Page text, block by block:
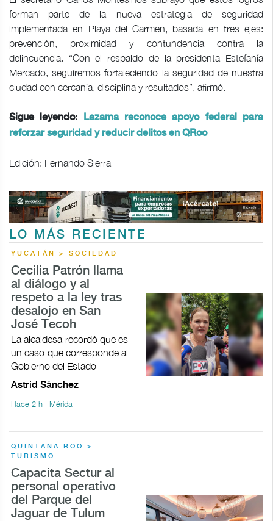
forman parte de la nueva estrategia de seguridad
implementada en Playa del Carmen, basada en tres ejes:
prevención, proximidad y contundencia contra la
delincuencia. “Con el respaldo de la presidenta Estefanía
Mercado, seguiremos fortaleciendo la seguridad de nuestra
ciudad con cercanía, disciplina y resultados”, afirmó.
Sigue leyendo:
Lezama reconoce apoyo federal para
reforzar seguridad y reducir delitos en QRoo
Edición: Fernando Sierra
LO MÁS RECIENTE
YUCATÁN > SOCIEDAD
Cecilia Patrón llama
al diálogo y al
respeto a la ley tras
desalojo en San
José Tecoh
La alcaldesa recordó que es
un caso que corresponde al
Gobierno del Estado
Astrid Sánchez
Hace 2 h | Mérida
QUINTANA ROO >
TURISMO
Capacita Sectur al
personal operativo
del Parque del
Jaguar de Tulum